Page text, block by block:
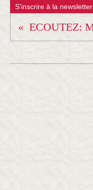
S'inscrire à la newsletter